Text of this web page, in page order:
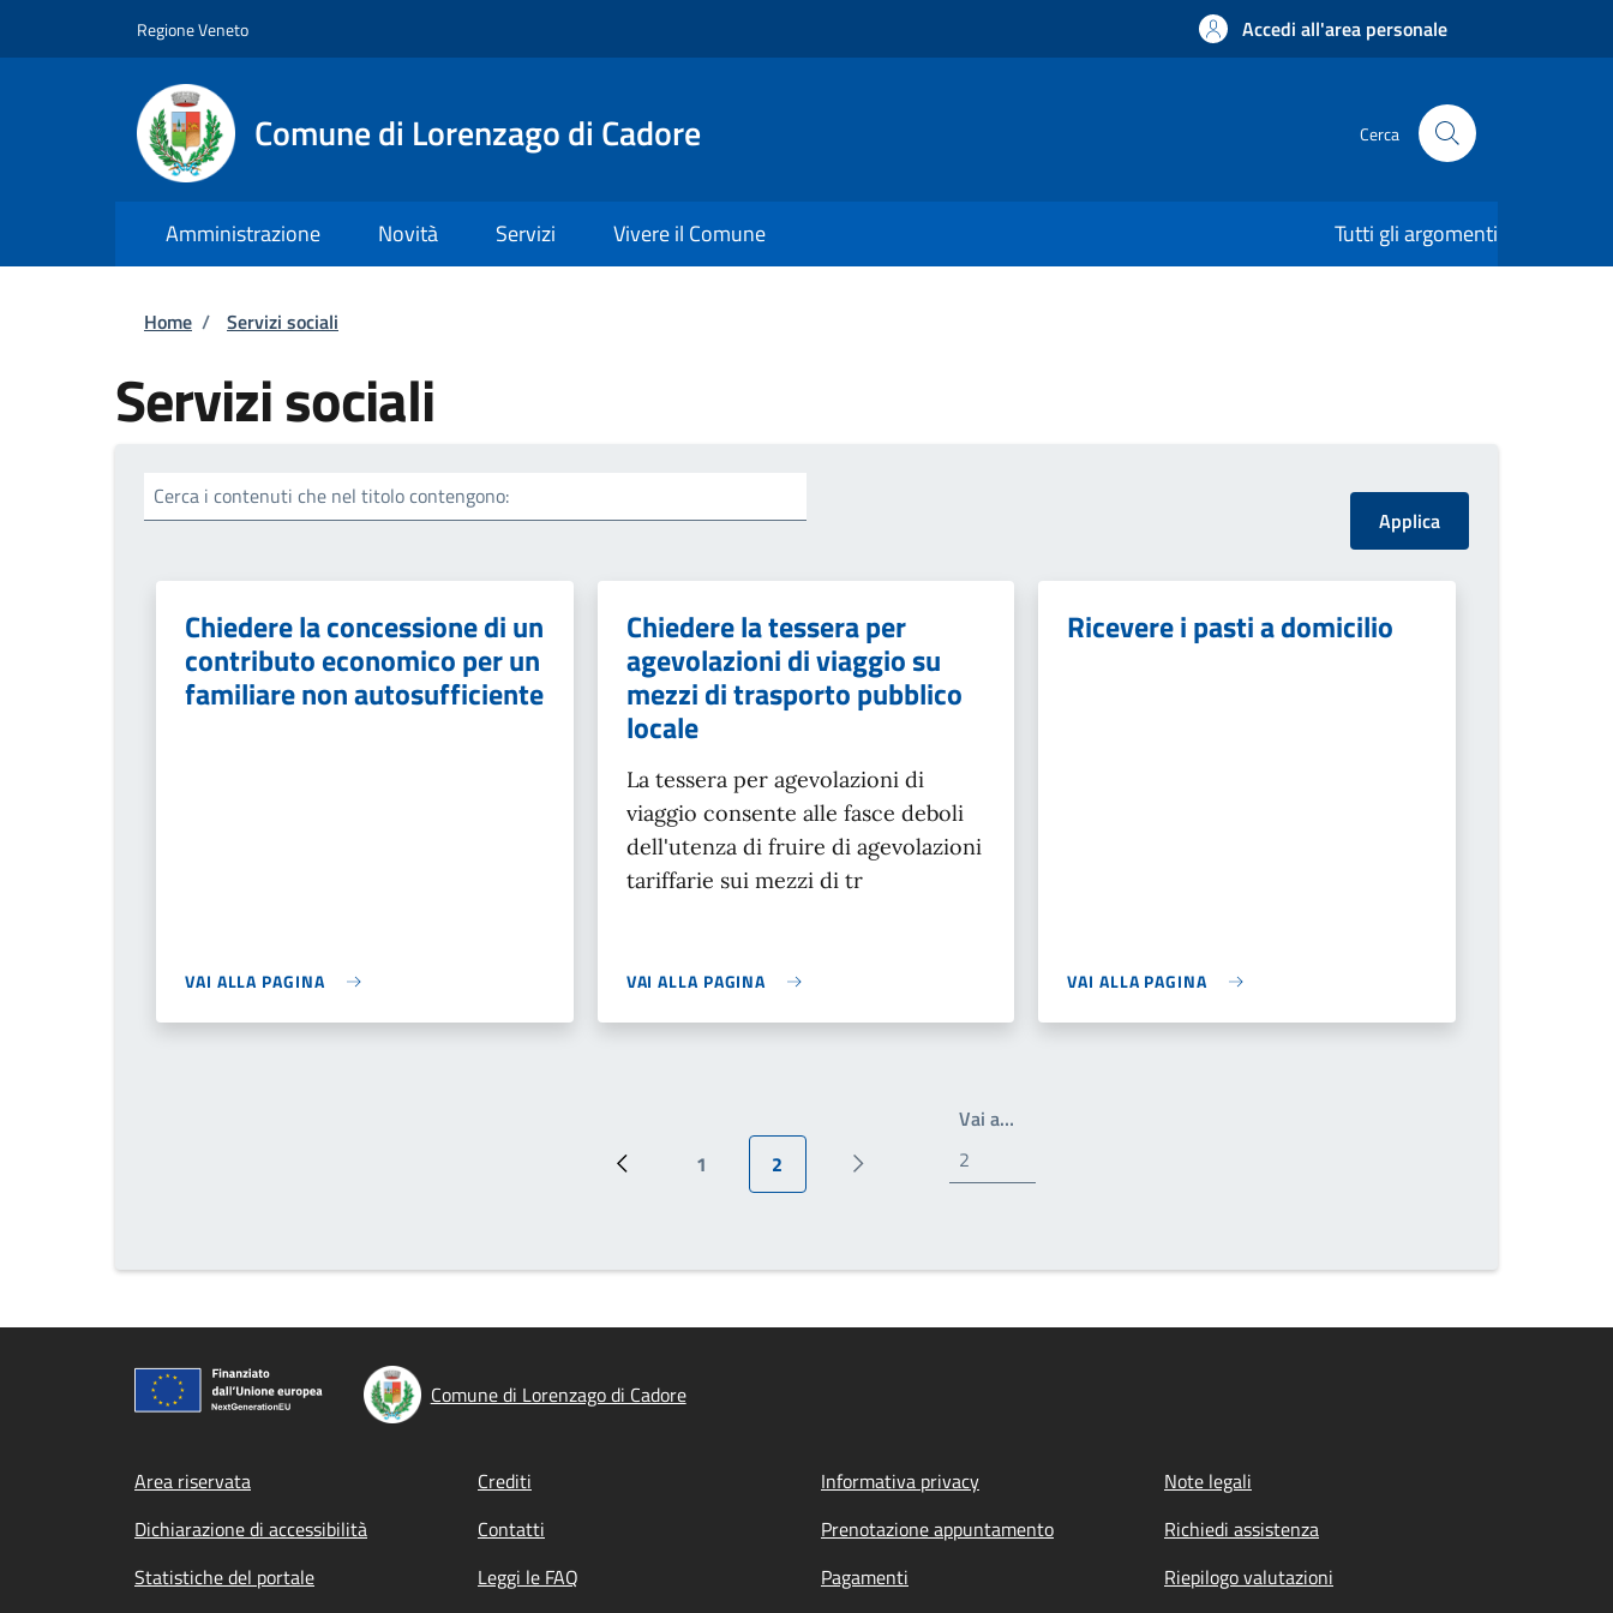
Regione Veneto Accedi all'area personale
Comune di Lorenzago di Cadore Cerca
Amministrazione Novità Servizi Vivere il Comune Tutti gli argomenti
Briciole di pane
Home / Servizi sociali
Servizi sociali
Cerca i contenuti che nel titolo contengono:
Chiedere la concessione di un
contributo economico per un
familiare non autosufficiente
VAI ALLA PAGINA
Chiedere la tessera per
agevolazioni di viaggio su
mezzi di trasporto pubblico
locale
La tessera per agevolazioni di
viaggio consente alle fasce deboli
dell'utenza di fruire di agevolazioni
tariffarie sui mezzi di tr
VAI ALLA PAGINA
Ricevere i pasti a domicilio
VAI ALLA PAGINA
Pagina precedente
Pagina
1
Pagina attuale
2
Prossima pagina
Vai a…Write the page number you want to go to
Comune di Lorenzago di Cadore
Footer menu
Area riservata Crediti Informativa privacy
Note legali
Dichiarazione di accessibilità
Contatti Prenotazione appuntamento
Richiedi assistenza
Statistiche del portale
Leggi le FAQ Pagamenti
Riepilogo valutazioni